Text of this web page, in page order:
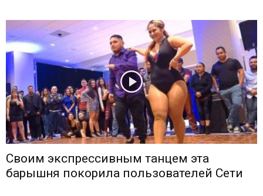
Своим экспрессивным танцем эта
барышня покорила пользователей Сети